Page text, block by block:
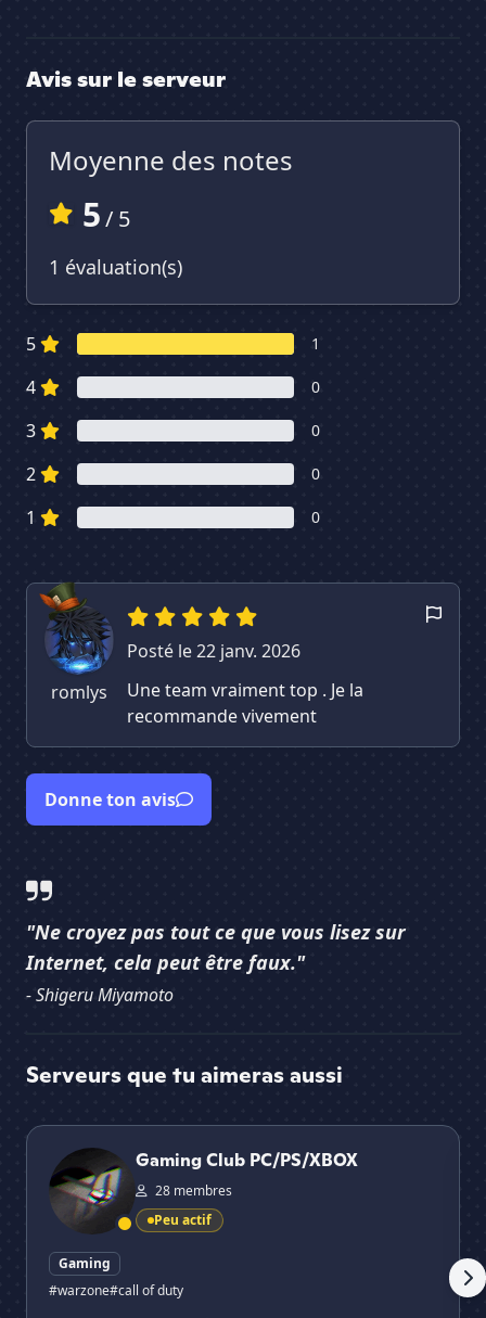
Avis sur le serveur
Moyenne des notes
5/ 5
1 évaluation(s)
5 1
4 0
3 0
2 0
1 0
romlys
Posté le 22 janv. 2026
Une team vraiment top . Je la
recommande vivement
Donne ton avis
"Ne croyez pas tout ce que vous lisez sur
Internet, cela peut être faux."
- Shigeru Miyamoto
Serveurs que tu aimeras aussi
Gaming Club PC/PS/XBOX
Gaming Club PC/PS/XBOX
28 membres
Peu actif
Gaming
#warzone#call of duty